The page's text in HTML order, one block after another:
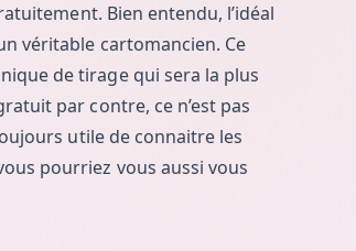
Bien entendu, l’idéal
véritable cartomancien. Ce
de tirage qui sera la plus
par contre, ce n’est pas
utile de connaitre les
pourriez vous aussi vous